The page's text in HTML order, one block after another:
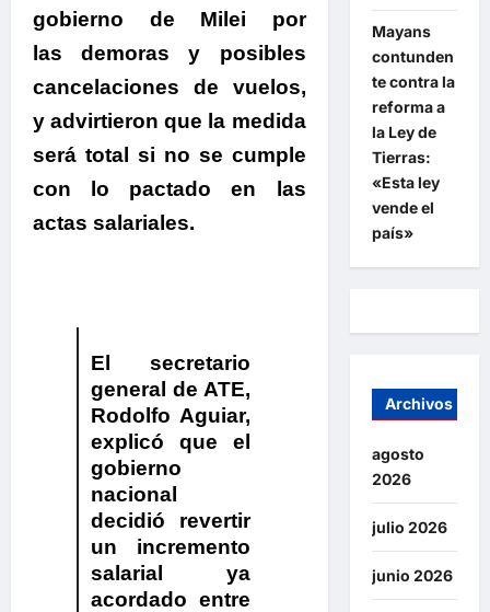
gobierno de Milei por
las demoras y posibles
cancelaciones de vuelos,
y advirtieron que la medida
será total si no se cumple
con lo pactado en las
actas salariales.
El secretario
general de ATE,
Rodolfo Aguiar,
explicó que el
gobierno
nacional
decidió revertir
un incremento
salarial ya
acordado entre
Mayans
contunden
te contra la
reforma a
la Ley de
Tierras:
«Esta ley
vende el
país»
Archivos
agosto
2026
julio 2026
junio 2026